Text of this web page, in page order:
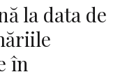
la data de
în